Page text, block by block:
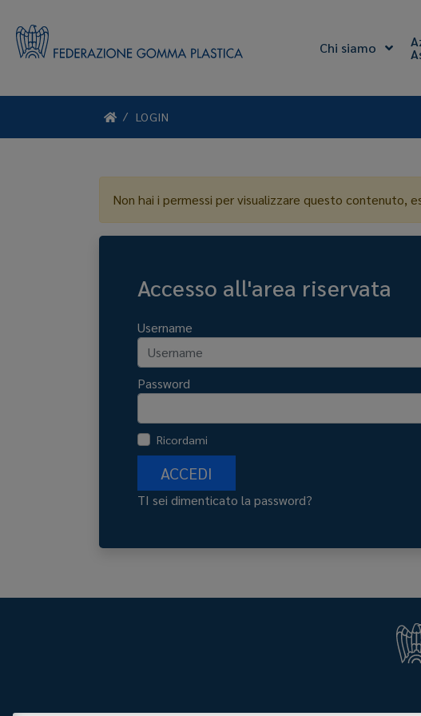
Chi siamo
LOGIN
Non hai i permessi per visualizzare questo contenuto,
Accesso all'area riservata
Username
Password
Ricordami
ACCEDI
TI sei dimenticato la password?